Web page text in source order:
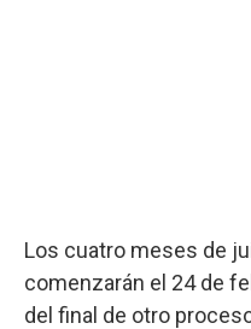
Los cuatro meses de
comenzarán el 24 de
del final de otro